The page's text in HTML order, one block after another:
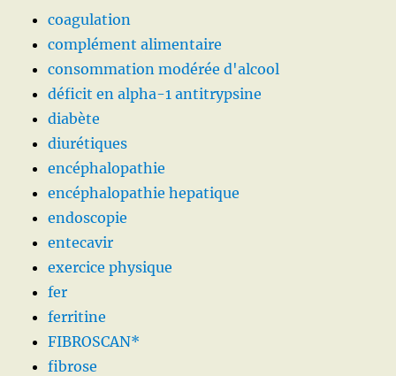
coagulation
complément alimentaire
consommation modérée d'alcool
déficit en alpha-1 antitrypsine
diabète
diurétiques
encéphalopathie
encéphalopathie hepatique
endoscopie
entecavir
exercice physique
fer
ferritine
FIBROSCAN*
fibrose